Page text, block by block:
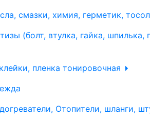
смазки, химия, герметик,
(болт, втулка, гайка, шпилька,
пленка тонировочная
Отопители, шланги,